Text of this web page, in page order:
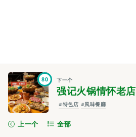
80 下一个
强记火锅情怀老店
#特色店 #風味餐廳
上一个 全部